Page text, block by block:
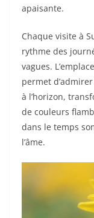
apaisante.
Chaque visite à
rythme des
vagues.
permet
à l’horizon,
de couleurs
dans le temps
l’âme.